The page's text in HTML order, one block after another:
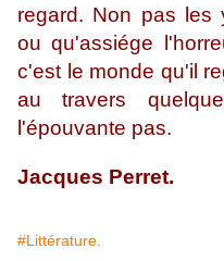
regard. Non pas les
ou qu'assiége
c'est le monde qu'il
au travers
l'épouvante pas.
Jacques Perret.
#Littérature.